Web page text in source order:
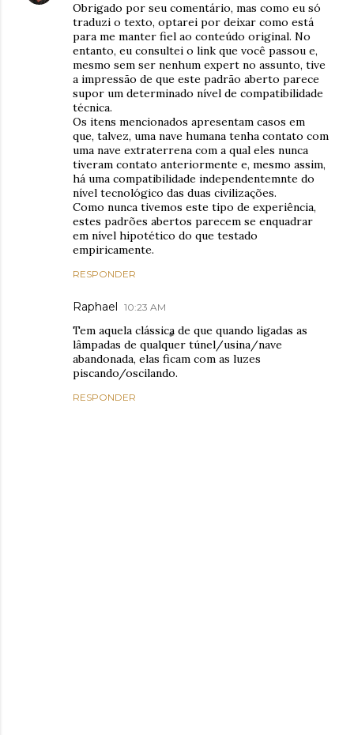
Obrigado por seu comentário, mas como eu só
traduzi o texto, optarei por deixar como está
para me manter fiel ao conteúdo original. No
entanto, eu consultei o link que você passou e,
mesmo sem ser nenhum expert no assunto, tive
a impressão de que este padrão aberto parece
supor um determinado nível de compatibilidade
técnica.
Os itens mencionados apresentam casos em
que, talvez, uma nave humana tenha contato com
uma nave extraterrena com a qual eles nunca
tiveram contato anteriormente e, mesmo assim,
há uma compatibilidade independentemnte do
nível tecnológico das duas civilizações.
Como nunca tivemos este tipo de experiência,
estes padrões abertos parecem se enquadrar
em nível hipotético do que testado
empiricamente.
RESPONDER
Raphael 10:23 AM
Tem aquela clássica de que quando ligadas as
lâmpadas de qualquer túnel/usina/nave
abandonada, elas ficam com as luzes
piscando/oscilando.
RESPONDER